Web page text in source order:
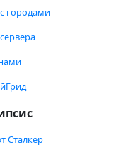
городами
Сталкер